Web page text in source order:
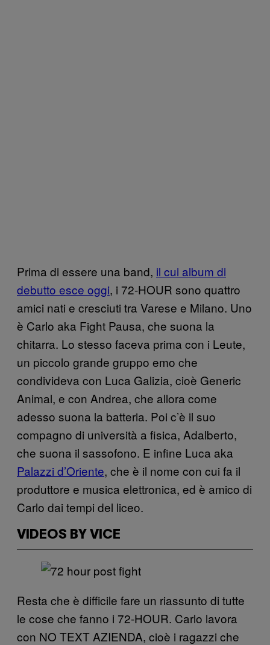
Prima di essere una band, il cui album di
debutto esce oggi, i 72-HOUR sono quattro
amici nati e cresciuti tra Varese e Milano. Uno
è Carlo aka Fight Pausa, che suona la
chitarra. Lo stesso faceva prima con i Leute,
un piccolo grande gruppo emo che
condivideva con Luca Galizia, cioè Generic
Animal, e con Andrea, che allora come
adesso suona la batteria. Poi c’è il suo
compagno di università a fisica, Adalberto,
che suona il sassofono. E infine Luca aka
Palazzi d’Oriente, che è il nome con cui fa il
produttore e musica elettronica, ed è amico di
Carlo dai tempi del liceo.
VIDEOS BY VICE
Resta che è difficile fare un riassunto di tutte
le cose che fanno i 72-HOUR. Carlo lavora
con NO TEXT AZIENDA, cioè i ragazzi che